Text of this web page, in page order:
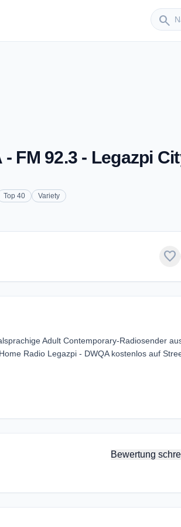
search
Sender
FM 92.3 - Legazpi
Top 40 Variety
favorite
Adult Contemporary-Radiosender
Radio Legazpi - DWQA kostenlos auf
Bewertung